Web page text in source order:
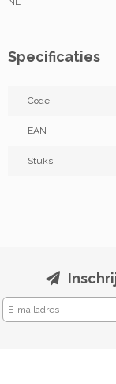
Specificaties
Code
EAN
Stuks